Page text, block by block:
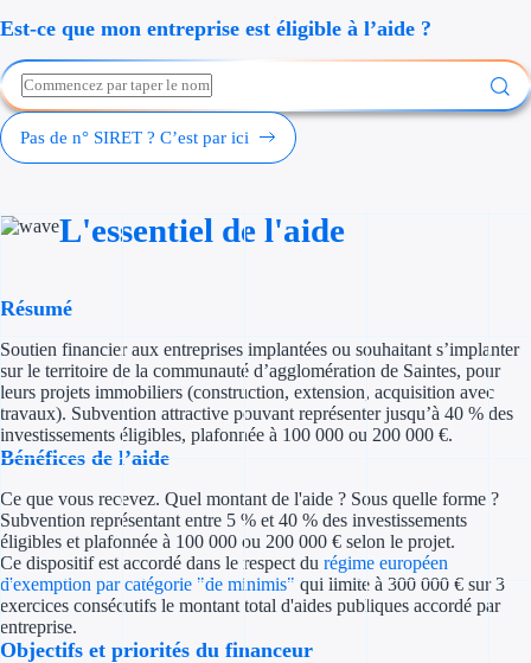
Création
Cession
Subventions
Concours
Investir dans
Est-ce que mon entreprise est éligible à l’aide ?
Pas de n° SIRET ? C’est par ici
L'essentiel de l'aide
Résumé
Soutien financier aux entreprises implantées ou souhaitant s’implanter
sur le territoire de la communauté d’agglomération de Saintes, pour
leurs projets immobiliers (construction, extension, acquisition avec
travaux). Subvention attractive pouvant représenter jusqu’à 40 % des
investissements éligibles, plafonnée à 100 000 ou 200 000 €.
Bénéfices de l’aide
Ce que vous recevez. Quel montant de l'aide ? Sous quelle forme ?
Subvention représentant entre 5 % et 40 % des investissements
éligibles et plafonnée à 100 000 ou 200 000 € selon le projet.
Ce dispositif est accordé dans le respect du régime européen
d'exemption par catégorie "de minimis" qui limite à 300 000 € sur 3
exercices consécutifs le montant total d'aides publiques accordé par
entreprise.
Objectifs et priorités du financeur